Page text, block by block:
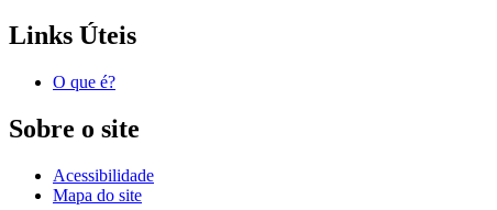
Links Úteis
O que é?
Sobre o site
Acessibilidade
Mapa do site